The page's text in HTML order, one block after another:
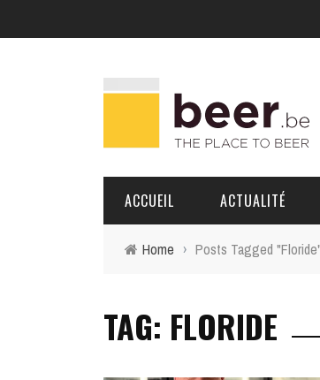
ACCUEIL ACTUALITÉ
Home › Posts Tagged "Floride"
TAG: FLORIDE